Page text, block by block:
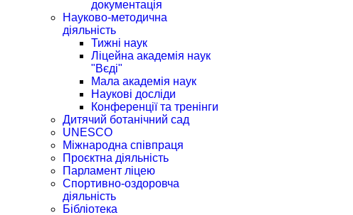
документація
Науково-методична
діяльність
Тижні наук
Ліцейна академія наук
"Вєді"
Мала академія наук
Наукові досліди
Конференції та тренінги
Дитячий ботанічний сад
UNESCO
Міжнародна співпраця
Проєктна діяльність
Парламент ліцею
Спортивно-оздоровча
діяльність
Бібліотека